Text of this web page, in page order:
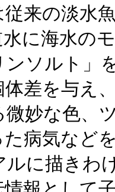
来の淡水
に海水の
ソルト」
差を与え
妙な色、
た病気など
ルに描きわ